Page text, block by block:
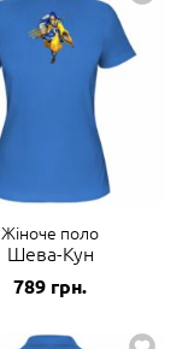
Жіноче поло
Шева-Кун
789 грн.